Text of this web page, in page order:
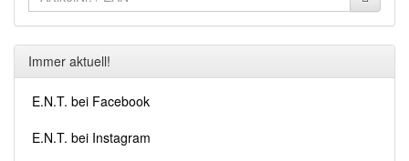
Immer aktuell!
E.N.T. bei Facebook
E.N.T. bei Instagram